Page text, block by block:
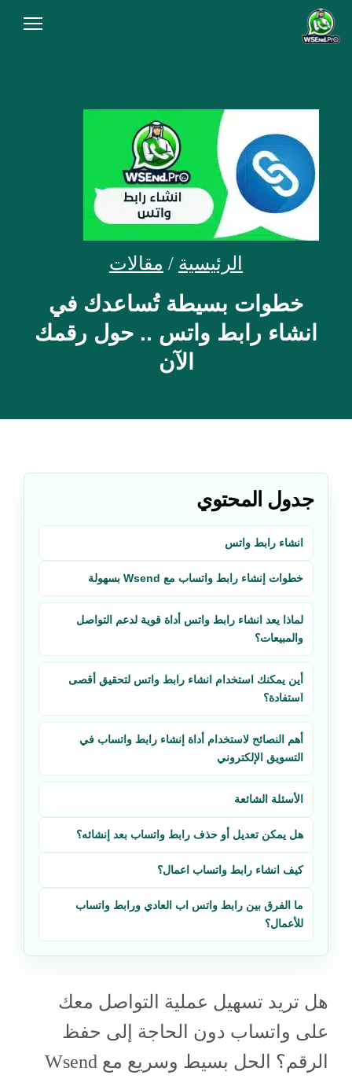
الرئيسية
سياسة الخصوصية
شروط الاستخدام
الاسئلة الشائعة
أنشئ رابط الآنالرئيسية / مقالات
خطوات بسيطة تُساعدك في
انشاء رابط واتس .. حول رقمك
الآن
جدول المحتوي
انشاء رابط واتس
خطوات إنشاء رابط واتساب مع Wsend بسهولة
لماذا يعد انشاء رابط واتس أداة قوية لدعم التواصل
والمبيعات؟
أين يمكنك استخدام انشاء رابط واتس لتحقيق أقصى
استفادة؟
أهم النصائح لاستخدام أداة إنشاء رابط واتساب في
التسويق الإلكتروني
الأسئلة الشائعة
هل يمكن تعديل أو حذف رابط واتساب بعد إنشائه؟
كيف انشاء رابط واتساب اعمال؟
ما الفرق بين رابط واتس اب العادي ورابط واتساب
للأعمال؟
هل تريد تسهيل عملية التواصل معك
على واتساب دون الحاجة إلى حفظ
الرقم؟ الحل بسيط وسريع مع Wsend